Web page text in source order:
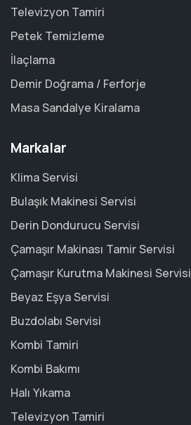
Televizyon Tamiri
Petek Temizleme
İlaçlama
Demir Doğrama / Ferforje
Masa Sandalye Kiralama
Markalar
Klima Servisi
Bulaşık Makinesi Servisi
Derin Dondurucu Servisi
Çamaşır Makinası Tamir Servisi
Çamaşır Kurutma Makinesi Servisi
Beyaz Eşya Servisi
Buzdolabı Servisi
Kombi Tamiri
Kombi Bakımı
Halı Yıkama
Televizyon Tamiri